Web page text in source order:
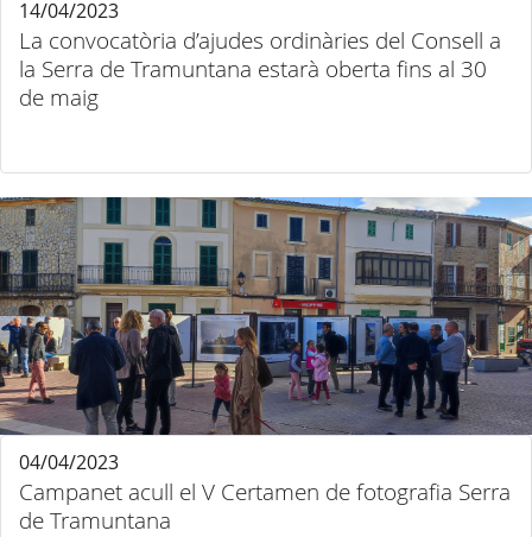
La convocatòria d’ajudes ordinàries del Consell a
la Serra de Tramuntana estarà oberta fins al 30
de maig
14/04/2023
Campanet acull el V Certamen de fotografia Serra
de Tramuntana
04/04/2023